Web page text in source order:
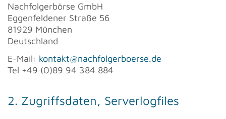
Nachfolgerbörse GmbH
Eggenfeldener Straße 56
81929 München
Deutschland
E-Mail: kontakt@nachfolgerboerse.de
Tel +49 (0)89 94 384 884
2. Zugriffsdaten, Serverlogfiles